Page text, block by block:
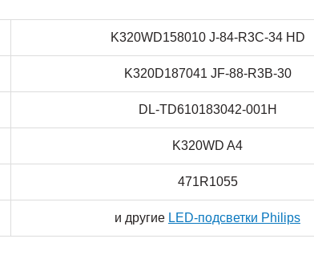
K320WD158010 J-84-R3C-34 HD
K320D187041 JF-88-R3B-30
DL-TD610183042-001H
K320WD A4
471R1055
и другие LED-подсветки Philips